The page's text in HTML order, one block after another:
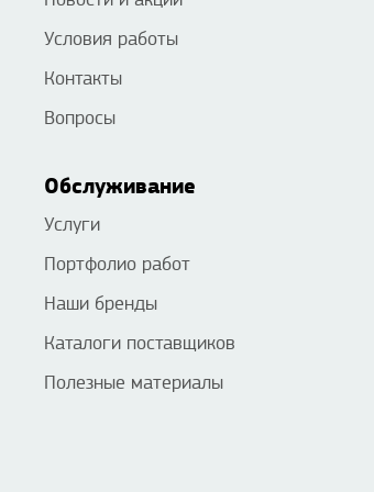
Условия работы
Контакты
Вопросы
Обслуживание
Услуги
Портфолио работ
Наши бренды
Каталоги поставщиков
Полезные материалы